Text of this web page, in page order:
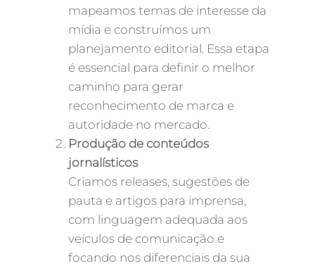
mapeamos temas de interesse da
mídia e construímos um
planejamento editorial. Essa etapa
é essencial para definir o melhor
caminho para gerar
reconhecimento de marca e
autoridade no mercado.
Produção de conteúdos
jornalísticos
Criamos releases, sugestões de
pauta e artigos para imprensa,
com linguagem adequada aos
veículos de comunicação e
focando nos diferenciais da sua